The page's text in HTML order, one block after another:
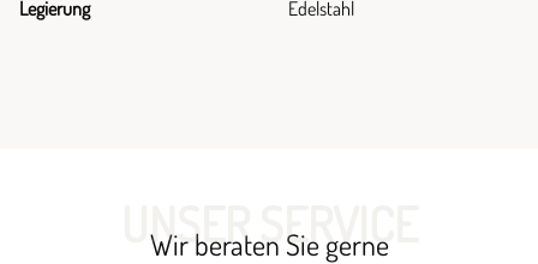
Legierung Edelstahl
UNSER SERVICE
Wir beraten Sie gerne